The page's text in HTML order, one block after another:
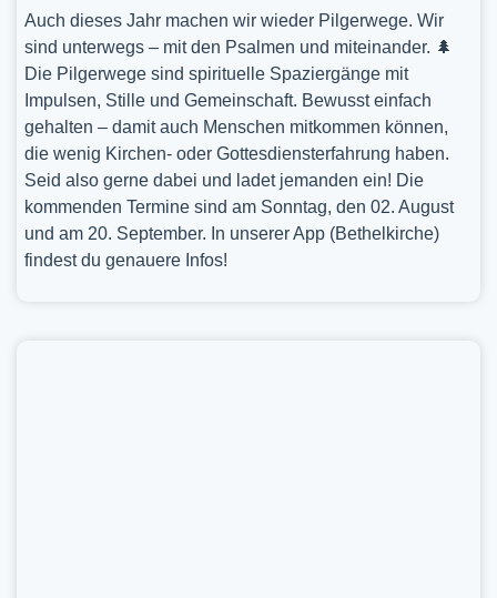
Auch dieses Jahr machen wir wieder Pilgerwege. Wir
sind unterwegs – mit den Psalmen und miteinander. 🌲
Die Pilgerwege sind spirituelle Spaziergänge mit
Impulsen, Stille und Gemeinschaft. Bewusst einfach
gehalten – damit auch Menschen mitkommen können,
die wenig Kirchen- oder Gottesdiensterfahrung haben.
Seid also gerne dabei und ladet jemanden ein! Die
kommenden Termine sind am Sonntag, den 02. August
und am 20. September. In unserer App (Bethelkirche)
findest du genauere Infos!